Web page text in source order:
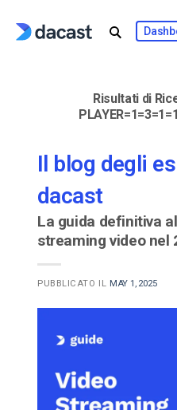
Risultati di
Il blog degli
dacast
La guida definitiva
streaming video nel
PUBBLICATO IL MAY 1, 2025